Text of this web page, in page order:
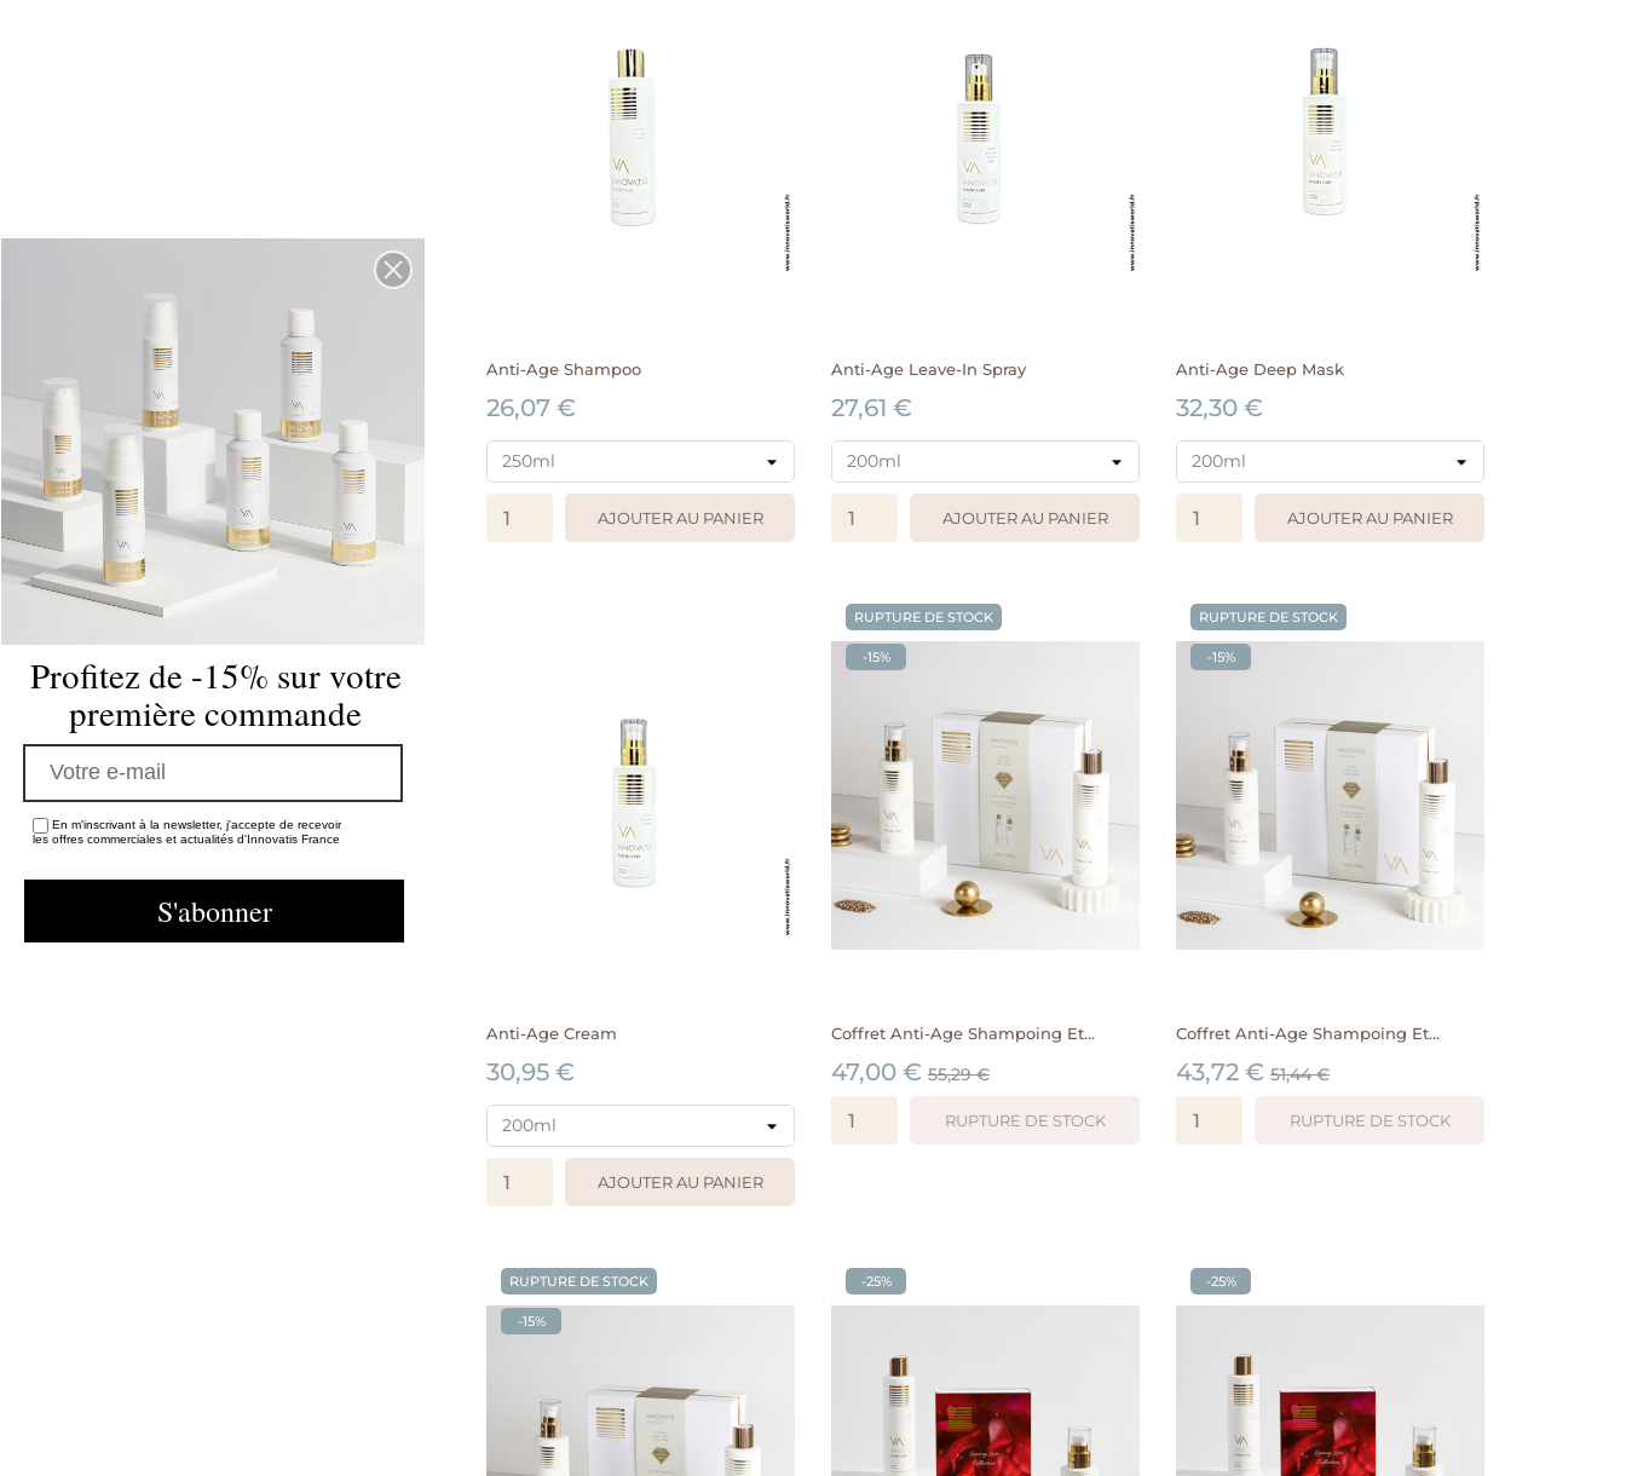
Anti-Age Shampoo
26,07 €
AJOUTER AU PANIER
Anti-Age Leave-In Spray
27,61 €
AJOUTER AU PANIER
Anti-Age Deep Mask
32,30 €
AJOUTER AU PANIER
APERÇU RAPIDE
Anti-Age Cream
30,95 €
AJOUTER AU PANIER
APERÇU RAPIDE
Coffret Anti-Age Shampoing Et...
47,00 € 55,29 €
RUPTURE DE STOCK
RUPTURE DE STOCK
-15%
APERÇU RAPIDE
Coffret Anti-Age Shampoing Et...
43,72 € 51,44 €
RUPTURE DE STOCK
RUPTURE DE STOCK
-15%
APERÇU RAPIDE
RUPTURE DE STOCK
-15%
-25% -25%
Profitez de -15% sur votre
première commande
En m'inscrivant à la newsletter, j'accepte de recevoir
les offres commerciales et actualités d'Innovatis France